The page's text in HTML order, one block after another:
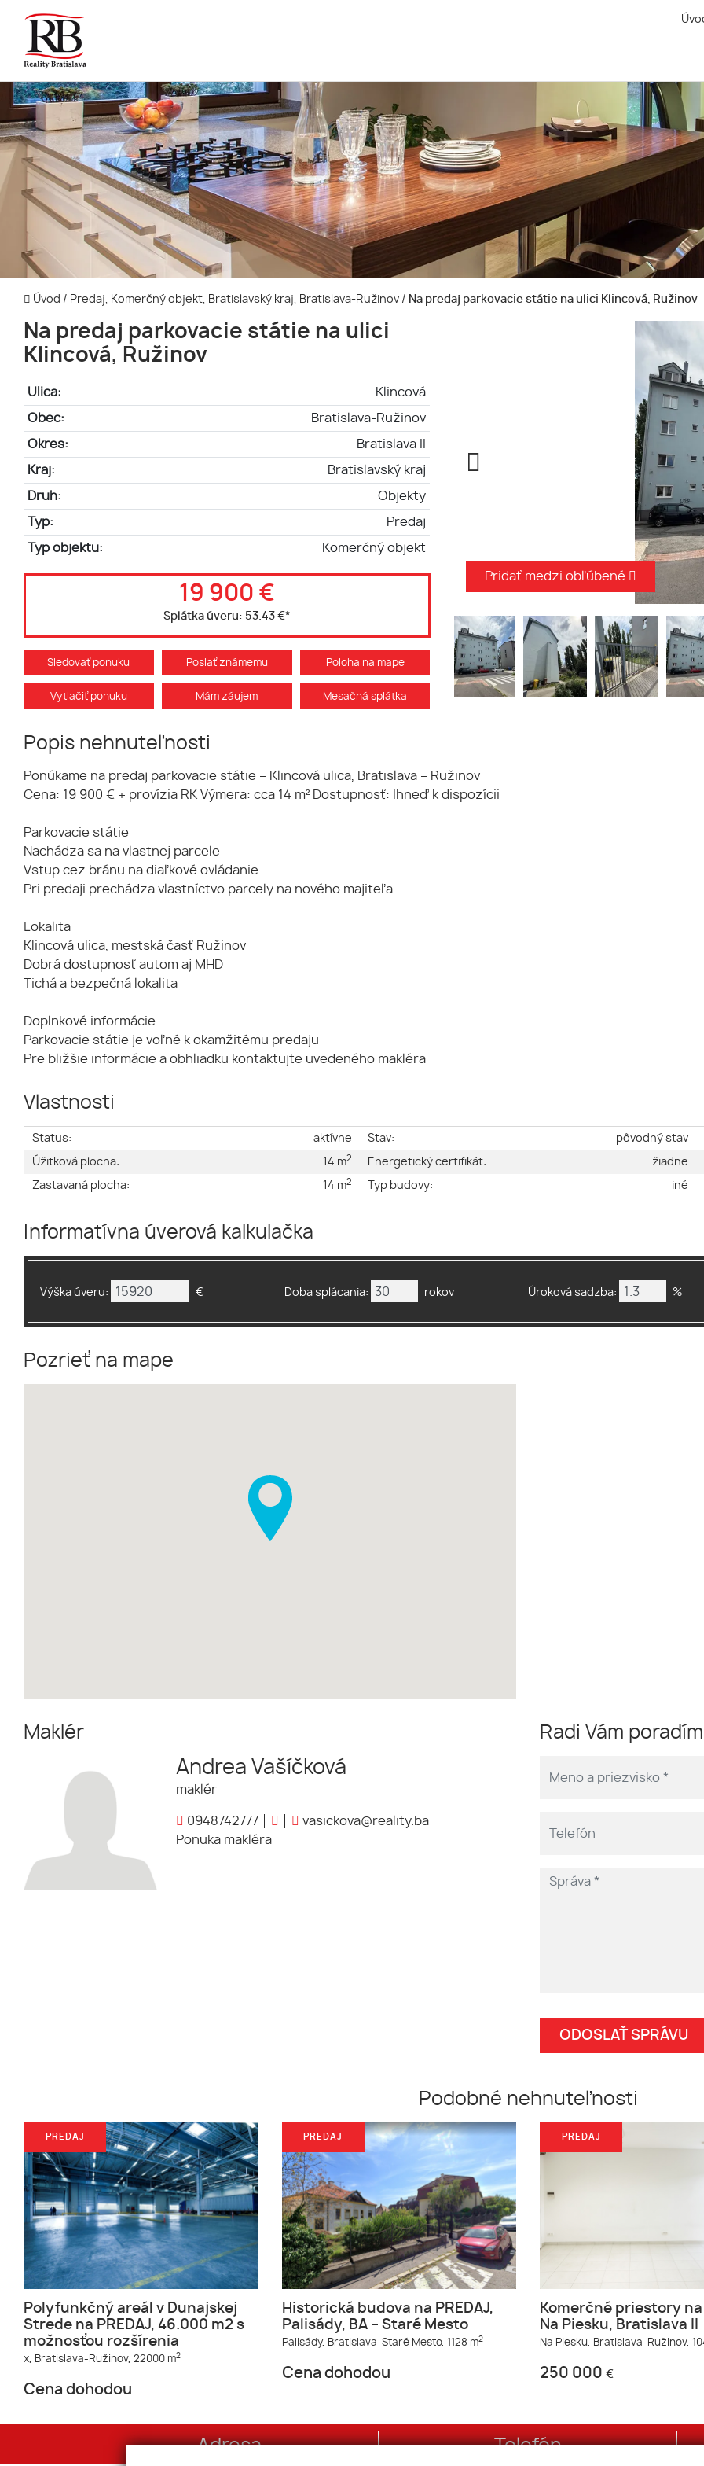
Úvod / Predaj, Komerčný objekt, Bratislavský kraj, Bratislava-Ružinov / Na predaj parkovacie státie na ulici Klincová, Ružinov
Na predaj parkovacie státie na ulici
Klincová, Ružinov
Ulica: Klincová
Obec: Bratislava-Ružinov
Okres: Bratislava II
Kraj: Bratislavský kraj
Druh: Objekty
Typ: Predaj
Typ objektu: Komerčný objekt
19 900 €
Splátka úveru: 53.43 €*
Sledovať ponuku Poslať známemu Poloha na mape
Vytlačiť ponuku Mám záujem Mesačná splátka
Pridať medzi obľúbené
Popis nehnuteľnosti
Ponúkame na predaj parkovacie státie – Klincová ulica, Bratislava – Ružinov
Cena: 19 900 € + provízia RK Výmera: cca 14 m² Dostupnosť: Ihneď k dispozícii
Parkovacie státie
Nachádza sa na vlastnej parcele
Vstup cez bránu na diaľkové ovládanie
Pri predaji prechádza vlastníctvo parcely na nového majiteľa
Lokalita
Klincová ulica, mestská časť Ružinov
Dobrá dostupnosť autom aj MHD
Tichá a bezpečná lokalita
Doplnkové informácie
Parkovacie státie je voľné k okamžitému predaju
Pre bližšie informácie a obhliadku kontaktujte uvedeného makléra
Vlastnosti
Status:
aktívne
Úžitková plocha:
14 m2
Zastavaná plocha: 14 m2
Stav:
pôvodný stav
Energetický certifikát:
žiadne
Typ budovy:
iné
Informatívna úverová kalkulačka
Výška úveru: € Doba splácania: rokov Úroková sadzba: %
Pozrieť na mape
Maklér
Andrea Vašíčková
maklér
0948742777
vasickova@reality.ba
Ponuka makléra
Radi Vám
Podobné nehnuteľnosti
PREDAJ
Polyfunkčný areál v Dunajskej
Strede na PREDAJ, 46.000 m2 s
možnosťou rozšírenia
x, Bratislava-Ružinov, 22000 m2
Cena dohodou
PREDAJ
Historická budova na PREDAJ,
Palisády, BA – Staré Mesto
Palisády, Bratislava-Staré Mesto, 1128 m2
Cena dohodou
PREDAJ
Komerčné priestory
Na Piesku, Bratislava II
Na Piesku, Bratislava-Ružinov,
250 000 €
Adresa Telefón